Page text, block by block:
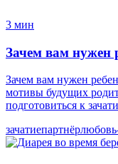
3 мин
Зачем вам нужен
Зачем вам нужен
мотивы будущих
подготовиться к
зачатиепартнёр